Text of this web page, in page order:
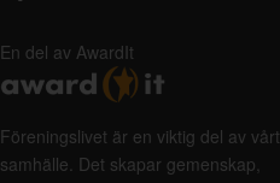
En del av AwardIt
Föreningslivet är en viktig del av vårt
samhälle. Det skapar gemenskap,